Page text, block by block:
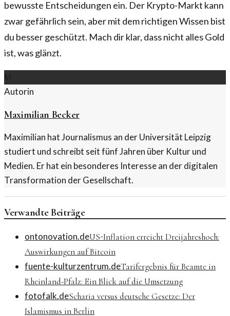
bewusste Entscheidungen ein. Der Krypto-Markt kann
zwar gefährlich sein, aber mit dem richtigen Wissen bist
du besser geschützt. Mach dir klar, dass nicht alles Gold
ist, was glänzt.
Autorin
Maximilian Becker
Maximilian hat Journalismus an der Universität Leipzig
studiert und schreibt seit fünf Jahren über Kultur und
Medien. Er hat ein besonderes Interesse an der digitalen
Transformation der Gesellschaft.
Verwandte Beiträge
ontonovation.deUS-Inflation erreicht Dreijahreshoch:
Auswirkungen auf Bitcoin
fuente-kulturzentrum.deTarifergebnis für Beamte in
Rheinland-Pfalz: Ein Blick auf die Umsetzung
fotofalk.deScharia versus deutsche Gesetze: Der
Islamismus in Berlin